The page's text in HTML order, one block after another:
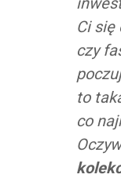
Ci się
czy
to
co